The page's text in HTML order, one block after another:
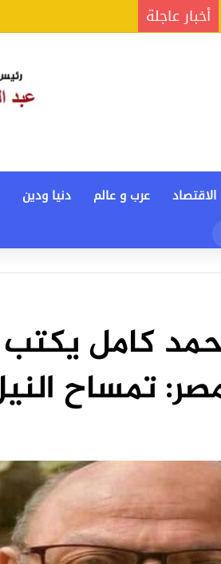
أخبار عاجلة
الاقتصاد عرب و عالم دنيا ودين
كامل
تمساح